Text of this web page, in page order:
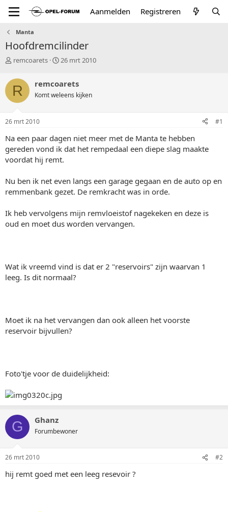
Aanmelden Registreren
Manta
Hoofdremcilinder
T
p
i
c
s
a
t
e
r
remcoarets
S
r
t
a
m
26 mrt 2010
R remcoarets
Komt weleens kijken
26 mrt 2010 #1
Na een paar dagen niet meer met de Manta te hebben
gereden vond ik dat het rempedaal een diepe slag maakte
voordat hij remt.
Nu ben ik net even langs een garage gegaan en de auto op en
remmenbank gezet. De remkracht was in orde.
Ik heb vervolgens mijn remvloeistof nagekeken en deze is
oud en moet dus worden vervangen.
Wat ik vreemd vind is dat er 2 "reservoirs" zijn waarvan 1
leeg. Is dit normaal?
Moet ik na het vervangen dan ook alleen het voorste
reservoir bijvullen?
Foto'tje voor de duidelijkheid:
G Ghanz
Forumbewoner
26 mrt 2010 #2
hij remt goed met een leeg resevoir ?